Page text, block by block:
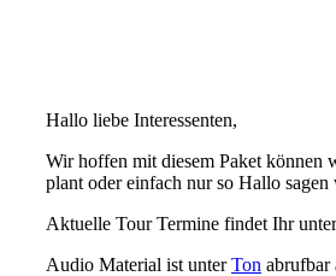
Hallo liebe Interessenten,
Wir hoffen mit diesem Paket können
plant oder einfach nur so Hallo
Aktuelle Tour Termine findet Ihr
Audio Material ist unterTon abrufbar